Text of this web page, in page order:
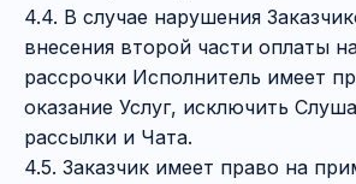
4.4. В случае нарушения
внесения второй части оплаты
рассрочки Исполнитель имеет
оказание Услуг, исключить
рассылки и Чата.
4.5. Заказчик имеет право на